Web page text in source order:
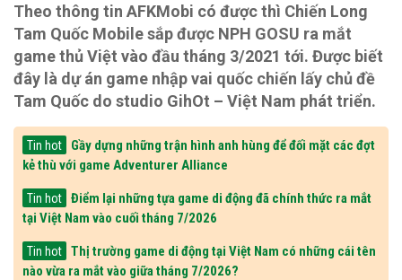
Theo thông tin AFKMobi có được thì Chiến Long
Tam Quốc Mobile sắp được NPH GOSU ra mắt
game thủ Việt vào đầu tháng 3/2021 tới. Được biết
đây là dự án game nhập vai quốc chiến lấy chủ đề
Tam Quốc do studio GihOt – Việt Nam phát triển.
Tin hot
Gầy dựng những trận hình anh hùng để đối mặt các đợt
kẻ thù với game Adventurer Alliance
Tin hot
Điểm lại những tựa game di động đã chính thức ra mắt
tại Việt Nam vào cuối tháng 7/2026
Tin hot
Thị trường game di động tại Việt Nam có những cái tên
nào vừa ra mắt vào giữa tháng 7/2026?